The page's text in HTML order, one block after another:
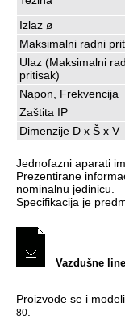
Izlaz ø
Maksimalni radni
Ulaz (Maksimalni
pritisak)
Napon, Frekvencija
Zaštita IP
Dimenzije D x Š x V
Jednofazni aparati
Prezentirane
nominalnu jedinicu.
Specifikacija je
Vazdušne
Proizvode se i
80